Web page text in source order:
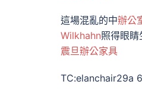
這場混亂的中辦公
Wilkhahn照得眼睛
震旦辦公家具
TC:elanchair29a